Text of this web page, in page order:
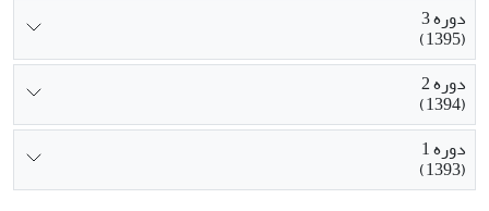
دوره 3
(1395)
دوره 2
(1394)
دوره 1
(1393)